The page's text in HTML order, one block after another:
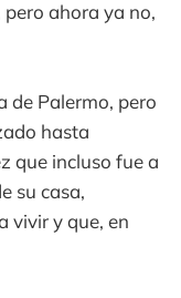
ahora ya no,
de Palermo, pero
hasta
que incluso fue a
su casa,
vivir y que, en